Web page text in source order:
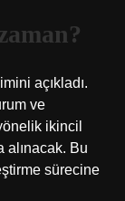
açıkladı.
ve
ikincil
alınacak. Bu
sürecine